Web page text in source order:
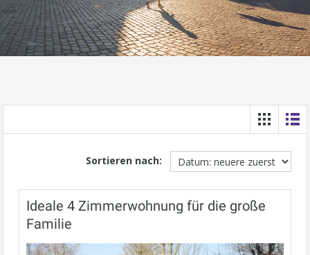
Sortieren nach:
Ideale 4 Zimmerwohnung für die große
Familie